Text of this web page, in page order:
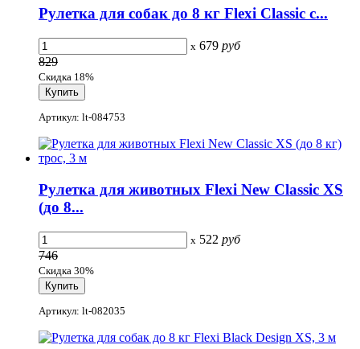
Рулетка для собак до 8 кг Flexi Classic с...
x 679 руб
829
Скидка 18%
Артикул: lt-084753
Рулетка для животных Flexi New Classic XS
(до 8...
x 522 руб
746
Скидка 30%
Артикул: lt-082035